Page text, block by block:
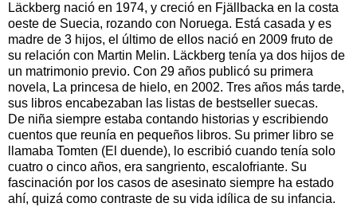
Läckberg nació en 1974, y creció en Fjällbacka en la costa
oeste de Suecia, rozando con Noruega. Está casada y es
madre de 3 hijos, el último de ellos nació en 2009 fruto de
su relación con Martin Melin. Läckberg tenía ya dos hijos de
un matrimonio previo. Con 29 años publicó su primera
novela, La princesa de hielo, en 2002. Tres años más tarde,
sus libros encabezaban las listas de bestseller suecas.
De niña siempre estaba contando historias y escribiendo
cuentos que reunía en pequeños libros. Su primer libro se
llamaba Tomten (El duende), lo escribió cuando tenía solo
cuatro o cinco años, era sangriento, escalofriante. Su
fascinación por los casos de asesinato siempre ha estado
ahí, quizá como contraste de su vida idílica de su infancia.